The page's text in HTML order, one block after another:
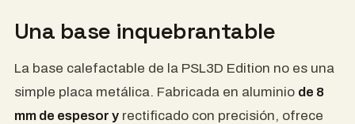
Una base inquebrantable
La base calefactable de la PSL3D Edition no es una
simple placa metálica. Fabricada en aluminio de 8
mm de espesor y rectificado con precisión, ofrece